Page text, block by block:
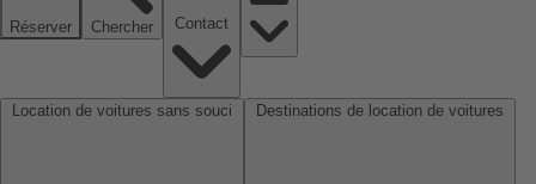
Réserver Chercher